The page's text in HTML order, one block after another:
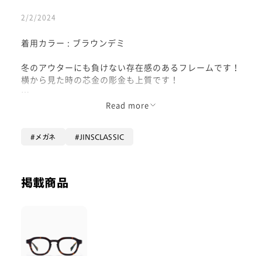
2/2/2024
着用カラー : ブラウンデミ
冬のアウターにも負けない存在感のあるフレームです！
横から見た時の芯金の彫金も上質です！
オンラインではすでに完売していますが、在庫が残って
Read more
メガネ JINSCLASSIC
掲載商品